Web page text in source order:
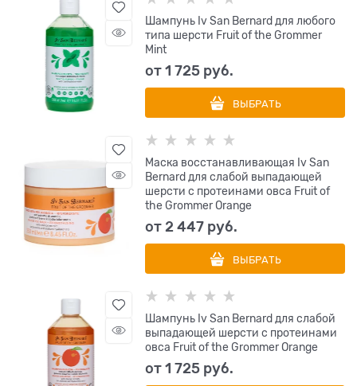
Шампунь Iv San Bernard для любого
типа шерсти Fruit of the Grommer
Mint
от1 725 руб.
ВЫБРАТЬ
Маска восстанавливающая Iv San
Bernard для слабой выпадающей
шерсти с протеинами овса Fruit of
the Grommer Orange
от2 447 руб.
ВЫБРАТЬ
Шампунь Iv San Bernard для слабой
выпадающей шерсти с протеинами
овса Fruit of the Grommer Orange
от1 725 руб.